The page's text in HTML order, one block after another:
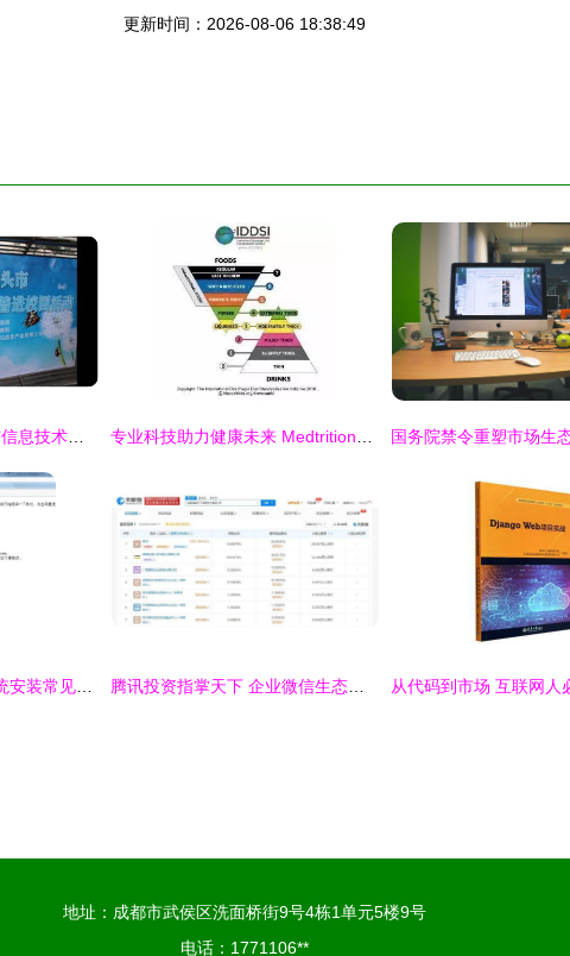
更新时间：2026-08-06 18:38:49
地址：成都市武侯区洗面桥街9号4栋1单元5楼9号
电话：1771106**